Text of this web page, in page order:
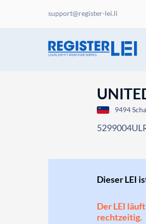
support@register-lei.li
9494
Dieser LEI
Der LEI
rechtzeitig.